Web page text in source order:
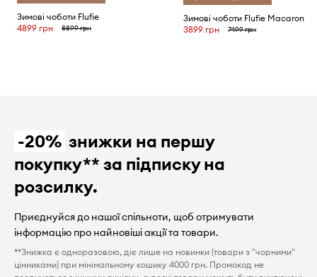
Зимові чоботи Flufie
4899 грн
8899 грн
Зимові чоботи Flufie Macaron
3899 грн
7499 грн
-20% знижки на першу
покупку** за підписку на
розсилку.
Приєднуйся до нашої спільноти, щоб отримувати
інформацію про найновіші акції та товари.
**Знижка є одноразовою, діє лише на новинки (товари з "чорними"
цінниками) при мінімальному кошику 4000 грн. Промокод не